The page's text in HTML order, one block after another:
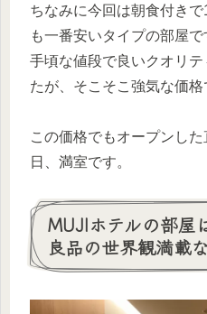
ちなみに今回は朝食付き
も一番安いタイプの部屋
手頃な値段で良いクオリ
たが、そこそこ強気な価格
この価格でもオープンし
日、満室です。
MUJIホテルの部屋
良品の世界観満載